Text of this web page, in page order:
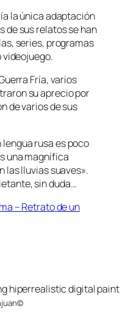
la única adaptación
de sus relatos se han
series, programas
videojuego.
Fría, varios
su aprecio por
de varios de sus
rusa es poco
una magnífica
las lluvias suaves».
sin duda…
– Retrato de un